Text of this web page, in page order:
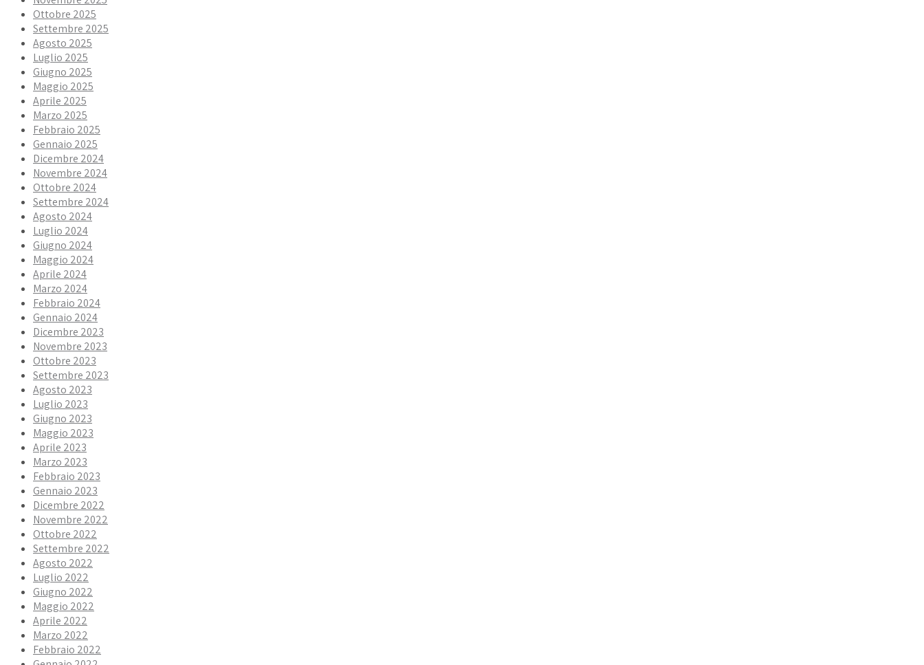
Ottobre 2025
Settembre 2025
Agosto 2025
Luglio 2025
Giugno 2025
Maggio 2025
Aprile 2025
Marzo 2025
Febbraio 2025
Gennaio 2025
Dicembre 2024
Novembre 2024
Ottobre 2024
Settembre 2024
Agosto 2024
Luglio 2024
Giugno 2024
Maggio 2024
Aprile 2024
Marzo 2024
Febbraio 2024
Gennaio 2024
Dicembre 2023
Novembre 2023
Ottobre 2023
Settembre 2023
Agosto 2023
Luglio 2023
Giugno 2023
Maggio 2023
Aprile 2023
Marzo 2023
Febbraio 2023
Gennaio 2023
Dicembre 2022
Novembre 2022
Ottobre 2022
Settembre 2022
Agosto 2022
Luglio 2022
Giugno 2022
Maggio 2022
Aprile 2022
Marzo 2022
Febbraio 2022